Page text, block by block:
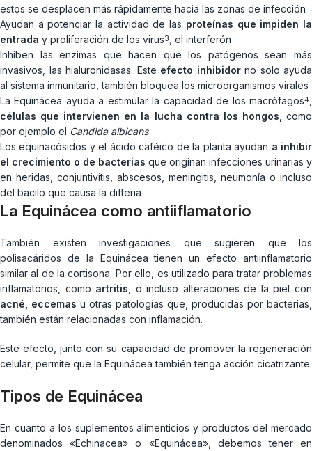
estos se desplacen más rápidamente hacia las zonas de infección
Ayudan a potenciar la actividad de las proteínas que impiden la
entrada y proliferación de los virus3
, el interferón
Inhiben las enzimas que hacen que los patógenos sean más
invasivos, las hialuronidasas. Este efecto inhibidorno solo ayuda
al sistema inmunitario, también bloquea los microorganismos virales
La Equinácea ayuda a estimular la capacidad de los macrófagos4
células que intervienen en la lucha contra los hongos,
como
por ejemplo el Candida albicans
Los equinacósidos y el ácido caféico de la planta ayudan a inhibir
el crecimiento o de bacterias que originan infecciones urinarias y
en heridas, conjuntivitis, abscesos, meningitis, neumonía o incluso
del bacilo que causa la difteria
La Equinácea como antiiflamatorio
También existen investigaciones que sugieren que los
polisacáridos de la Equinácea tienen un efecto antiinflamatorio
similar al de la cortisona. Por ello, es utilizado para tratar problemas
inflamatorios, como artritis,
o incluso alteraciones de la piel con
acné, eccemas u otras patologías que, producidas por bacterias,
también están relacionadas con inflamación.
Este efecto, junto con su capacidad de promover la regeneración
celular, permite que la Equinácea también tenga acción cicatrizante.
Tipos de Equinácea
En cuanto a los suplementos alimenticios y productos del mercado
denominados «Echinacea» o «Equinácea», debemos tener en